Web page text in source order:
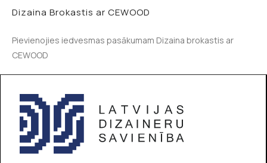
Dizaina Brokastis ar CEWOOD
Pievienojies iedvesmas pasākumam Dizaina brokastis ar
CEWOOD